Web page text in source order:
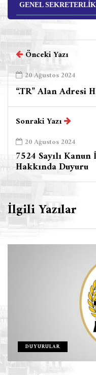
GENEL SEKRETERLİK
Önceki Yazı
20 Ağustos 2024
“.TR” Alan Adresi
Sonraki Yazı
20 Ağustos 2024
7524 Sayılı
Hakkında Duyuru
İlgili Yazılar
DUYURULAR